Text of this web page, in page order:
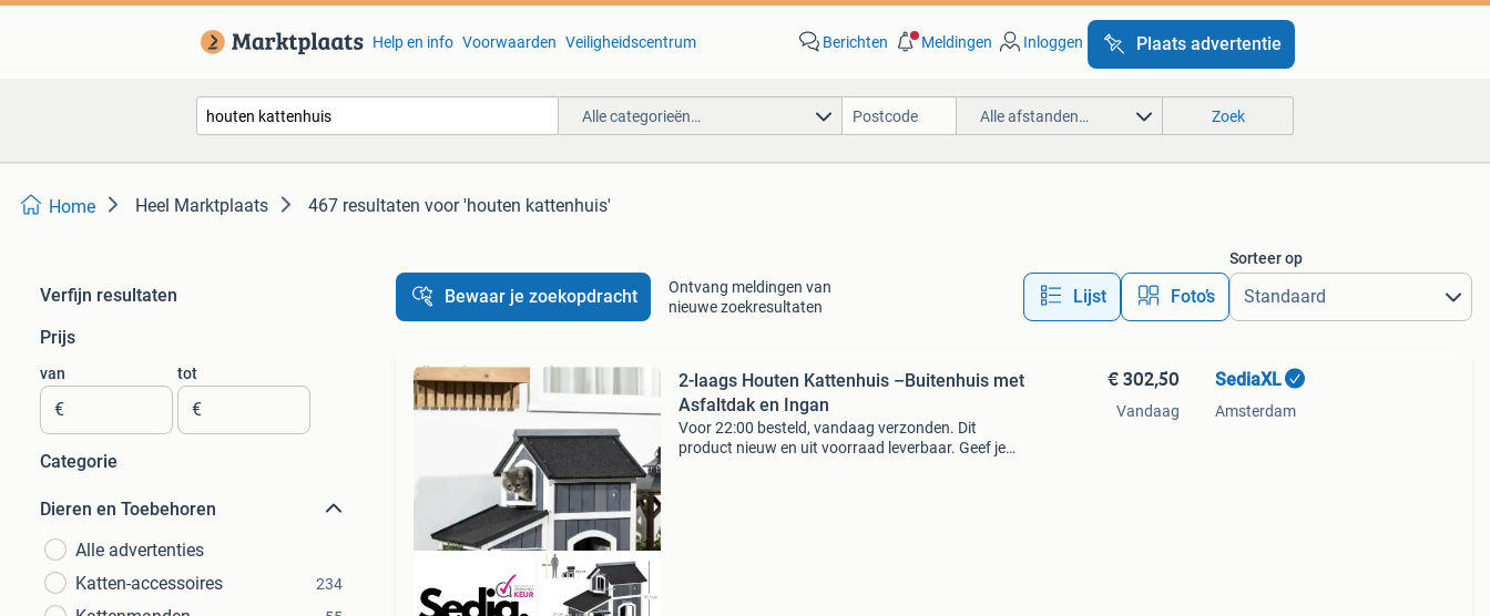
Help en info Voorwaarden Veiligheidscentrum Berichten Meldingen Inloggen Plaats advertentie
Alle categorieën… Alle afstanden… Zoek
Home Heel Marktplaats 467 resultaten voor 'houten kattenhuis'
Verfijn resultaten
Prijs
van
€
tot
€
Categorie
Dieren en Toebehoren
Alle advertenties
Katten-accessoires
234
Bewaar je zoekopdracht
Ontvang meldingen van
nieuwe zoekresultaten
Lijst Foto’s
Sorteer op
2-laags Houten Kattenhuis –Buitenhuis met
Asfaltdak en Ingan
Voor 22:00 besteld, vandaag verzonden. Dit
product nieuw en uit voorraad leverbaar. Geef je
€ 302,50
Vandaag
SediaXL
Amsterdam